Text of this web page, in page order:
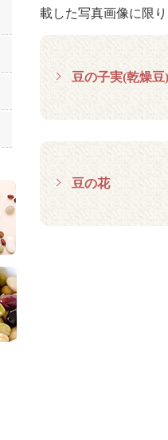
載した写真画像に限り
豆の子実(乾燥豆)
豆の花